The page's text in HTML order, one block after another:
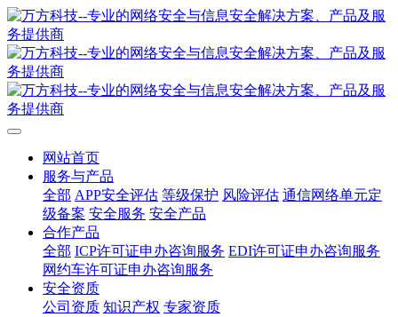
网站首页
服务与产品
全部 APP安全评估 等级保护 风险评估 通信网络单元定
级备案 安全服务 安全产品
合作产品
全部 ICP许可证申办咨询服务 EDI许可证申办咨询服务
网约车许可证申办咨询服务
安全资质
公司资质 知识产权 专家资质